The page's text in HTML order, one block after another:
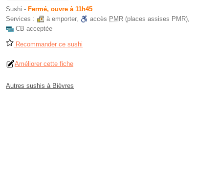
Sushi - Fermé, ouvre à 11h45
Services :
à emporter, accès PMR (places assises PMR),
CB acceptée
Recommander ce sushi
Améliorer cette fiche
Autres sushis à Bièvres